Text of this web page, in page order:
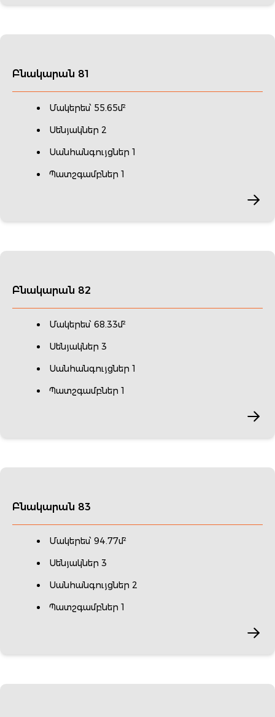
Բնակարան 81
Մակերես՝ 55.65մ²
Սենյակներ 2
Սանհանգույցներ 1
Պատշգամբներ 1
Բնակարան 82
Մակերես՝ 68.33մ²
Սենյակներ 3
Սանհանգույցներ 1
Պատշգամբներ 1
Բնակարան 83
Մակերես՝ 94.77մ²
Սենյակներ 3
Սանհանգույցներ 2
Պատշգամբներ 1